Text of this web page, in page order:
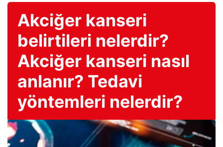
Akciğer kanseri
belirtileri nelerdir?
Akciğer kanseri nasıl
anlanır? Tedavi
yöntemleri nelerdir?